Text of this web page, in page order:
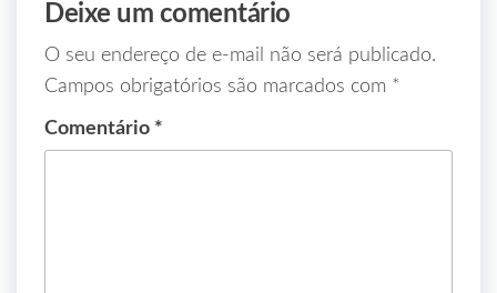
Deixe um comentário
O seu endereço de e-mail não será publicado.
Campos obrigatórios são marcados com *
Comentário *